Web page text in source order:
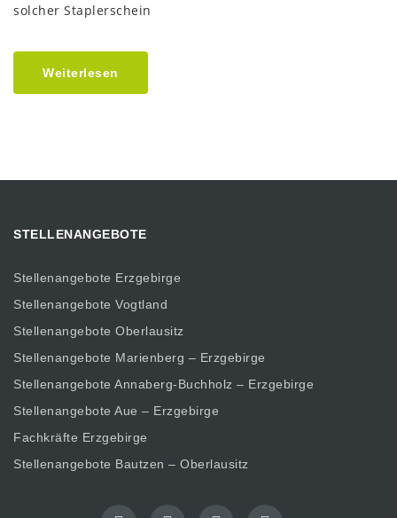
solcher Staplerschein
Weiterlesen
STELLENANGEBOTE
Stellenangebote Erzgebirge
Stellenangebote Vogtland
Stellenangebote Oberlausitz
Stellenangebote Marienberg – Erzgebirge
Stellenangebote Annaberg-Buchholz – Erzgebirge
Stellenangebote Aue – Erzgebirge
Fachkräfte Erzgebirge
Stellenangebote Bautzen – Oberlausitz